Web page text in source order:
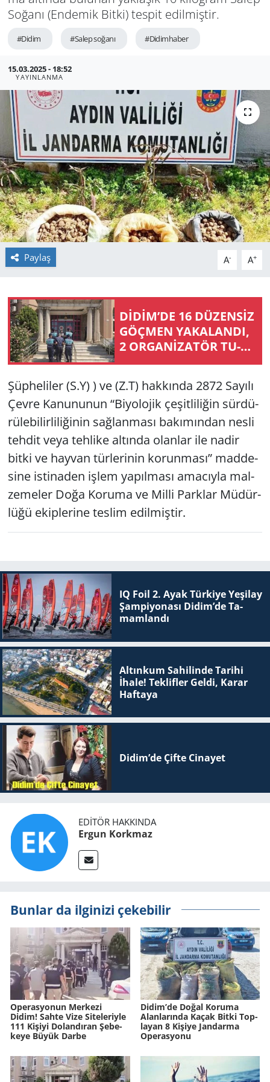
So­ğa­nı (En­de­mik Bitki) tes­pit edil­miş­tir.
#Didim #Salep soğanı #Didimhaber
15.03.2025 - 18:52
YAYINLANMA
Paylaş A- A+
DİDİM’DE 16 DÜ­ZENSİZ
GÖÇ­MEN YA­KA­LAN­DI,
2 ORGANİZATÖR TU­
TUK­LAN­DI
Şüp­he­li­ler (S.Y) ) ve (Z.T) hak­kın­da 2872 Sa­yı­lı
Çevre Ka­nu­nu­nun “Bi­yo­lo­jik çe­şit­li­li­ğin sür­dü­
rü­le­bi­lir­li­li­ği­nin sağ­lan­ma­sı ba­kı­mın­dan nesli
teh­dit veya teh­li­ke al­tın­da olan­lar ile nadir
bitki ve hay­van tür­le­ri­nin ko­run­ma­sı” mad­de­
si­ne is­ti­na­den işlem ya­pıl­ma­sı ama­cıy­la mal­
ze­me­ler Doğa Ko­ru­ma ve Milli Park­lar Mü­dür­
lü­ğü ekip­le­ri­ne tes­lim edil­miş­tir.
IQ Foil 2. Ayak Tür­ki­ye Ye­şi­lay
Şam­pi­yo­na­sı Didim’de Ta­
mam­lan­dı
Altınkum Sahilinde Tarihi
İhale! Teklifler Geldi, Karar
Haftaya
Didim’de Çifte Ci­na­yet
EDITÖR HAKKINDA
Ergun Korkmaz
Bunlar da ilginizi çekebilir
Ope­ras­yo­nun Mer­ke­zi
Didim! Sahte Vize Si­te­le­riy­le
111 Ki­şi­yi Do­lan­dı­ran Şe­be­
ke­ye Büyük Darbe
Didim’de Doğal Ko­ru­ma
Alan­la­rın­da Kaçak Bitki Top­
la­yan 8 Ki­şi­ye Jan­dar­ma
Ope­ras­yo­nu
GÜNDEM
KÜLTÜR SANAT
MAGAZİN
POLİTİKA
RESMİ İLANLAR
SAĞLIK
SİYASET
SPOR
Yerel